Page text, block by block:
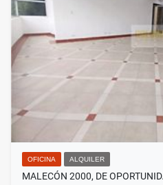
OFICINA ALQUILER
MALECÓN 2000, DE